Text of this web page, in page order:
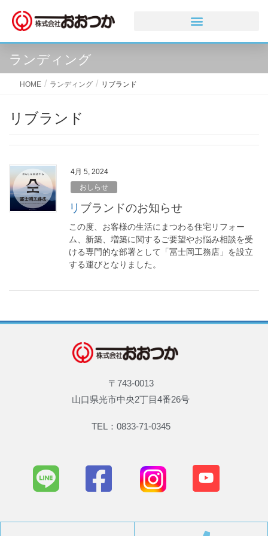
ランディング
HOME ランディング リブランド
リブランド
4月 5, 2024
おしらせ
リブランドのお知らせ
この度、お客様の生活にまつわる住宅リフォー
ム、新築、増築に関するご要望やお悩み相談を受
ける専門的な部署として「冨士岡工務店」を設立
する運びとなりました。
〒743-0013
山口県光市中央2丁目4番26号
TEL：0833-71-0345